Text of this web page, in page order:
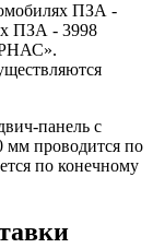
ПЗА -
ПЗА - 3998
панель с
мм проводится по
по конечному